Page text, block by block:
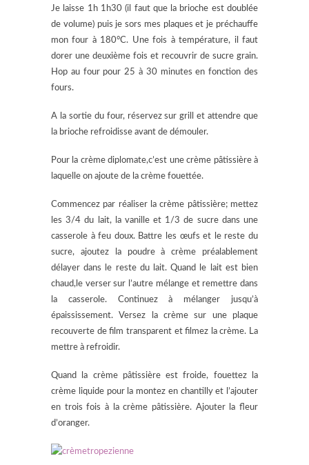
Je laisse 1h 1h30 (il faut que la brioche est doublée
de volume) puis je sors mes plaques et je préchauffe
mon four à 180°C. Une fois à température, il faut
dorer une deuxième fois et recouvrir de sucre grain.
Hop au four pour 25 à 30 minutes en fonction des
fours.
A la sortie du four, réservez sur grill et attendre que
la brioche refroidisse avant de démouler.
Pour la crème diplomate,c’est une crème pâtissière à
laquelle on ajoute de la crème fouettée.
Commencez par réaliser la crème pâtissière; mettez
les 3/4 du lait, la vanille et 1/3 de sucre dans une
casserole à feu doux. Battre les œufs et le reste du
sucre, ajoutez la poudre à crème préalablement
délayer dans le reste du lait. Quand le lait est bien
chaud,le verser sur l’autre mélange et remettre dans
la casserole. Continuez à mélanger jusqu’à
épaississement. Versez la crème sur une plaque
recouverte de film transparent et filmez la crème. La
mettre à refroidir.
Quand la crème pâtissière est froide, fouettez la
crème liquide pour la montez en chantilly et l’ajouter
en trois fois à la crème pâtissière. Ajouter la fleur
d’oranger.